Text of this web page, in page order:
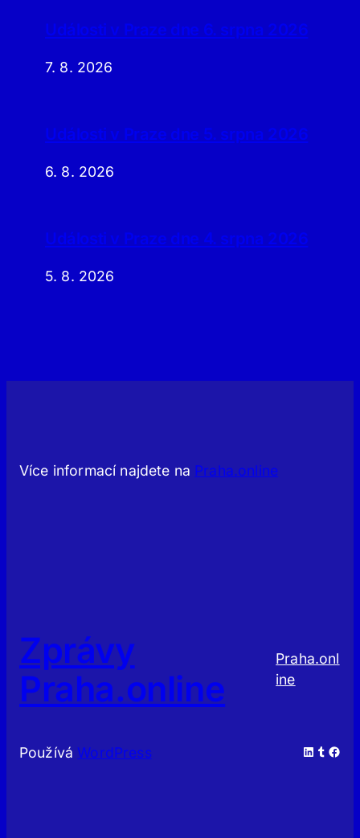
Události v Praze dne 6. srpna 2026
7. 8. 2026
Události v Praze dne 5. srpna 2026
6. 8. 2026
Události v Praze dne 4. srpna 2026
5. 8. 2026
Více informací najdete na Praha.online
Zprávy
Praha.online
Praha.onl
ine
PoužíváWordPress LinkedIn Tumblr Facebook